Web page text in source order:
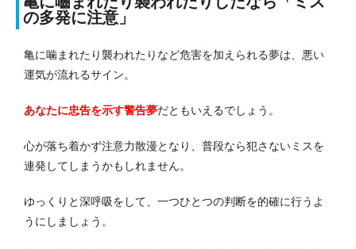
の多発に注意」
亀に噛まれたり襲われたりなど危害を加えられる夢は、悪い
運気が流れるサイン。
あなたに忠告を示す警告夢だともいえるでしょう。
心が落ち着かず注意力散漫となり、普段なら犯さないミスを
連発してしまうかもしれません。
ゆっくりと深呼吸をして、一つひとつの判断を的確に行うよ
うにしましょう。